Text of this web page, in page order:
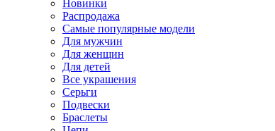
Новинки
Распродажа
Самые популярные модели
Для мужчин
Для женщин
Для детей
Все украшения
Серьги
Подвески
Браслеты